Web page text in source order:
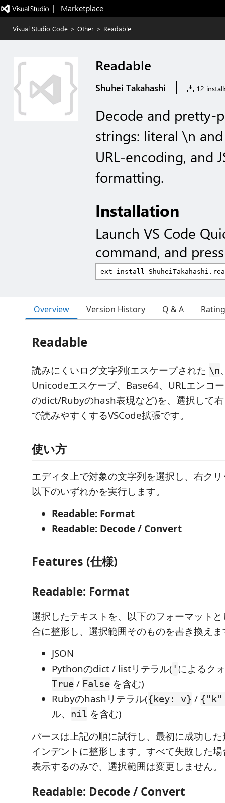
|   Marketplace
Visual Studio Code > Other > Readable
Readable
Shuhei Takahashi | 12
Decode and pretty-
strings: literal \n and
URL-encoding, and
formatting.
Installation
Launch VS Code
command, and
Overview Version History Q & A
Readable
読みにくいログ文字列(エスケープされた \n
Unicodeエスケープ、Base64、URLエンコ
のdict/Rubyのhash表現など)を、選択して
で読みやすくするVSCode拡張です。
使い方
エディタ上で対象の文字列を選択し、右ク
以下のいずれかを実行します。
Readable: Format
Readable: Decode / Convert
Features (仕様)
Readable: Format
選択したテキストを、以下のフォーマット
合に整形し、選択範囲そのものを書き換え
JSON
Pythonのdict / listリテラル( ' によるク
True / False を含む)
Rubyのhashリテラル({key: v} / {"k"
ル、 nil を含む)
パースは上記の順に試行し、最初に成功し
インデントに整形します。すべて失敗した
表示するのみで、選択範囲は変更しません。
Readable: Decode / Convert